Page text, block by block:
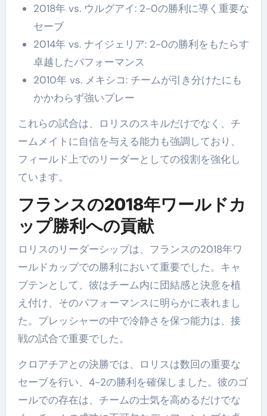
2018年 vs. ウルグアイ: 2-0の勝利に導く重要な
セーブ
2014年 vs. ナイジェリア: 2-0の勝利をもたらす
卓越したパフォーマンス
2010年 vs. メキシコ: チームが引き分けたにも
かかわらず強いプレー
これらの試合は、ロリスのスキルだけでなく、チ
ームメイトに自信を与える能力も強調しており、
フィールド上でのリーダーとしての役割を強化し
ています。
フランスの2018年ワールドカ
ップ勝利への貢献
ロリスのリーダーシップは、フランスの2018年ワ
ールドカップでの勝利において重要でした。キャ
プテンとして、彼はチーム内に団結感と決意を植
え付け、そのパフォーマンスに明らかに表れまし
た。プレッシャーの中で冷静さを保つ能力は、接
戦の試合で重要でした。
クロアチアとの決勝では、ロリスは数回の重要な
セーブを行い、4-2の勝利を確保しました。彼のゴ
ールでの存在は、チームの士気を高めるだけでな